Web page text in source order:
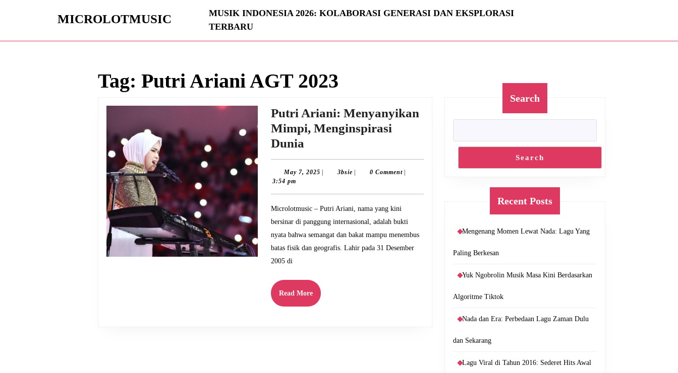
MICROLOTMUSIC
MUSIK INDONESIA 2026: KOLABORASI GENERASI DAN EKSPLORASI
TERBARU
Tag: Putri Ariani AGT 2023
Putri Ariani: Menyanyikan
Mimpi, Menginspirasi
Dunia
Ariani:
Menyanyikan
Menginspirasi
Dunia
May 7, 2025
May3bsie 3bsie0 Comment
3:54 pm
Microlotmusic – Putri Ariani, nama yang kini
bersinar di panggung internasional, adalah bukti
nyata bahwa semangat dan bakat mampu menembus
batas fisik dan geografis. Lahir pada 31 Desember
2005 di
Read MoreRead
More
Search
Search
Recent Posts
Mengenang Momen Lewat Nada: Lagu Yang
Paling Berkesan
Yuk Ngobrolin Musik Masa Kini Berdasarkan
Algoritme Tiktok
Nada dan Era: Perbedaan Lagu Zaman Dulu
dan Sekarang
Lagu Viral di Tahun 2016: Sederet Hits Awal